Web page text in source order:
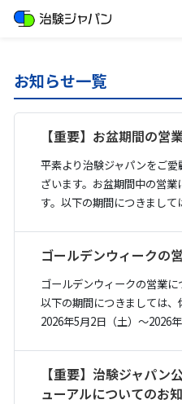
お知らせ一覧
【重要】お盆期間の営
平素より治験ジャパンをご
ざいます。お盆期間中の営
す。以下の期間につきまし
ゴールデンウィークの
ゴールデンウィークの営業に
以下の期間につきましては、
2026年5月2日（土）〜2026
【重要】治験ジャパン
ューアルについてのお